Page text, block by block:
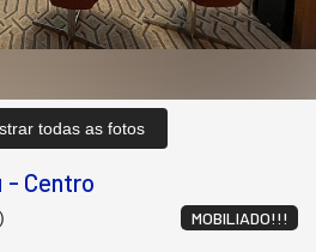
todas as fotos
- Centro
MOBILIADO!!!